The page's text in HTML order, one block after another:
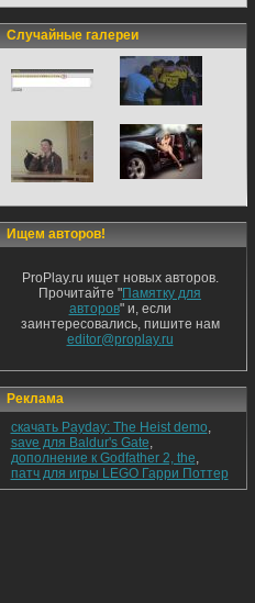
Случайные галереи
Ищем авторов!
ProPlay.ru ищет новых авторов.
Прочитайте "Памятку для
авторов" и, если
заинтересовались, пишите нам
editor@proplay.ru
Реклама
скачать Payday: The Heist demo,
save для Baldur's Gate,
дополнение к Godfather 2, the,
патч для игры LEGO Гарри Поттер